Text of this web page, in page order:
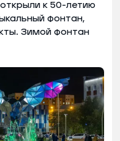
к 50-летию
фонтан,
Зимой фонтан